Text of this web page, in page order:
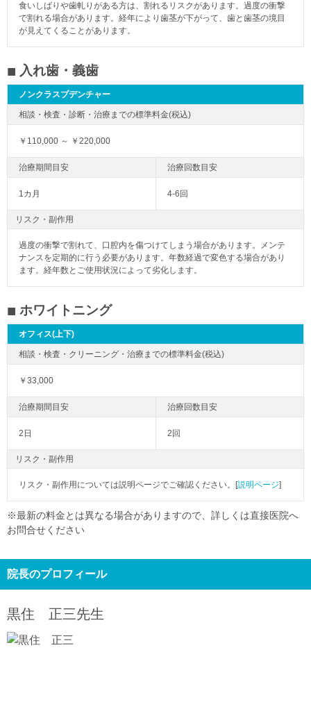
食いしばりや歯軋りがある方は、割れるリスクがあります。過度の衝撃
で割れる場合があります。経年により歯茎が下がって、歯と歯茎の境目
が見えてくることがあります。
入れ歯・義歯
ノンクラスプデンチャー
￥110,000 ～ ￥220,000
1カ月 4-6回
リスク・副作用
過度の衝撃で割れて、口腔内を傷つけてしまう場合があります。メンテ
ナンスを定期的に行う必要があります。年数経過で変色する場合があり
ます。経年数とご使用状況によって劣化します。
ホワイトニング
オフィス(上下)
￥33,000
2日 2回
リスク・副作用
リスク・副作用については説明ページでご確認ください。[説明ページ]
※最新の料金とは異なる場合がありますので、詳しくは直接医院へ
お問合せください
院長のプロフィール
黒住 正三先生